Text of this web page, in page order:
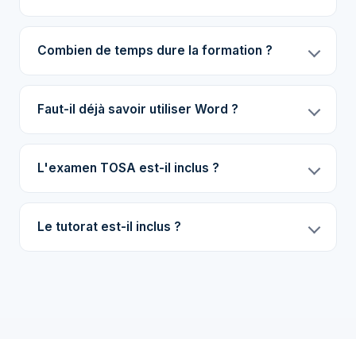
Combien de temps dure la formation ?
Faut-il déjà savoir utiliser Word ?
L'examen TOSA est-il inclus ?
Le tutorat est-il inclus ?